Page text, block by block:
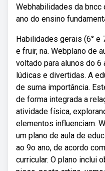
Webhabilidades da bncc
ano do ensino
Habilidades gerais (6° e
e fruir, na. Webplano de
voltado para alunos do 6
lúdicas e divertidas. A
de suma importância.
de forma integrada a
atividade física,
elementos influenciam.
um plano de aula de
ao 9o ano, de acordo
curricular. O plano inclui